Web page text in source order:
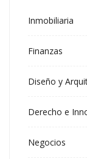
Inmobiliaria
Finanzas
Diseño y
Derecho e
Negocios